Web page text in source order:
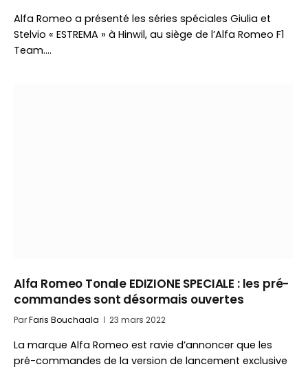
Alfa Romeo a présenté les séries spéciales Giulia et
Stelvio « ESTREMA » à Hinwil, au siège de l’Alfa Romeo F1
Team.…
Alfa Romeo Tonale EDIZIONE SPECIALE : les pré-
commandes sont désormais ouvertes
ParFaris Bouchaala 23 mars 2022
La marque Alfa Romeo est ravie d’annoncer que les
pré-commandes de la version de lancement exclusive